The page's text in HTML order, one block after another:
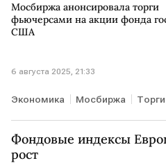
Мосбиржа анонсировала торги
фьючерсами на акции фонда
США
6 августа 2025, 21:33
Экономика Мосбиржа Торги
гособлигации США
Фондовые индексы
рост